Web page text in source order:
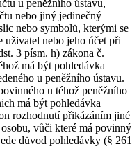
u peněžního ústavu,
nebo jiný jedinečný
nebo symbolů, kterými se
nebo jeho účet při
3 písm. h) zákona č.
má být pohledávka
u peněžního ústavu.
u téhož peněžního
má být pohledávka
rozhodnutí přikázáním jiné
vůči které má povinný
důvod pohledávky (§ 261